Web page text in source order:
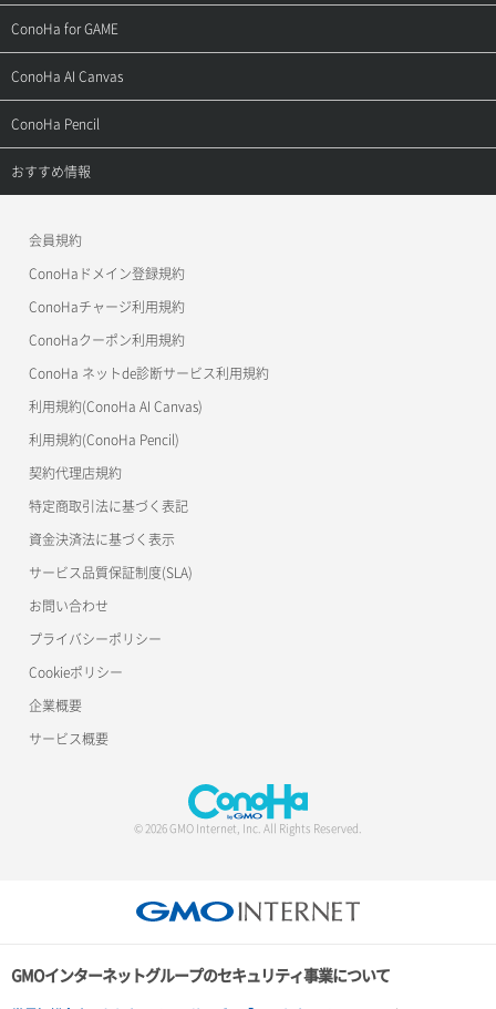
用語集
お問い合わせ
お乗り換えガイド
よくある質問
ご利用ガイド
APIドキュメントVPS2.0
APIドキュメントVPS3.0
サポートトップ
ご利用ガイド
APIドキュメントVPS2.0
APIドキュメントVPS3.0
ConoHa for GAME
サポートトップ
ご利用ガイド
ConoHa AI Canvas
サポートトップ
ご利用ガイド
ConoHa Pencil
サポートトップ
おすすめ情報
美雲このは徹底ガイド
会員規約
ConoHaドメイン登録規約
ConoHaチャージ利用規約
ConoHaクーポン利用規約
ConoHa ネットde診断サービス利用規約
利用規約(ConoHa AI Canvas)
利用規約(ConoHa Pencil)
契約代理店規約
特定商取引法に基づく表記
資金決済法に基づく表示
サービス品質保証制度(SLA)
お問い合わせ
プライバシーポリシー
Cookieポリシー
企業概要
サービス概要
© 2026 GMO Internet, Inc. All Rights Reserved.
GMOインターネットグループのセキュリティ事業について